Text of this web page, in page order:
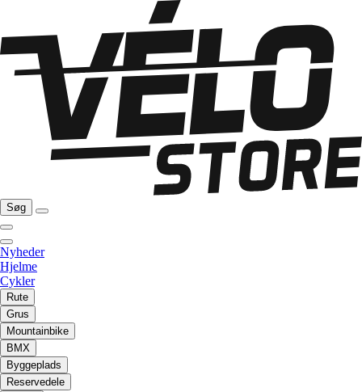
Søg
Nyheder
Hjelme
Cykler
Rute
Grus
Mountainbike
BMX
Byggeplads
Reservedele